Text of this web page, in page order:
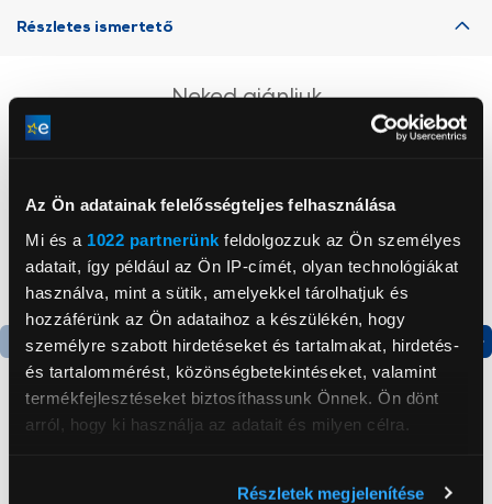
Az Ön adatainak felelősségteljes felhasználása
Mi és a 1022 partnerünk feldolgozzuk az Ön személyes
adatait, így például az Ön IP-címét, olyan technológiákat
használva, mint a sütik, amelyekkel tárolhatjuk és
hozzáférünk az Ön adataihoz a készülékén, hogy
személyre szabott hirdetéseket és tartalmakat, hirdetés-
és tartalommérést, közönségbetekintéseket, valamint
termékfejlesztéseket biztosíthassunk Önnek. Ön dönt
arról, hogy ki használja az adatait és milyen célra.
Részletek megjelenítése
Részletes ismertető
Neked ajánljuk
Termék adatlap Termék adatlap
kombinált hűtőszekrény